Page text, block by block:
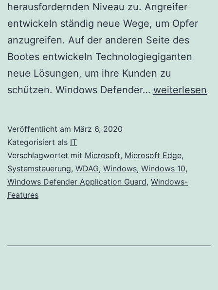
herausfordernden Niveau zu. Angreifer
entwickeln ständig neue Wege, um Opfer
anzugreifen. Auf der anderen Seite des
Bootes entwickeln Technologiegiganten
neue Lösungen, um ihre Kunden zu
schützen. Windows Defender… Windows
unter
Windows
10
weiterlesen
Veröffentlicht am März 6, 2020
Kategorisiert als IT
Verschlagwortet mit Microsoft, Microsoft Edge,
Systemsteuerung, WDAG, Windows, Windows 10,
Windows Defender Application Guard, Windows-
Features